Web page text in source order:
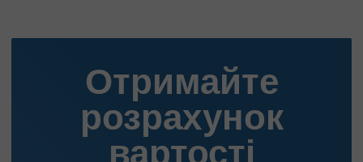
Отримайте
розрахунок
вартості